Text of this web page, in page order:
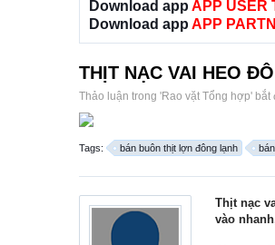
Download app APP USER
Download app APP
THỊT NẠC VAI HEO
Thảo luận trong 'Rao vặt Tổng hợp' bắt
Tags: bán buôn thịt lợn đông lạnh
Thịt nạc
vào